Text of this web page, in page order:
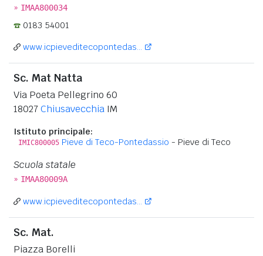
» IMAA800034
0183 54001
www.icpieveditecopontedas...
Sc. Mat Natta
Via Poeta Pellegrino 60
18027Chiusavecchia IM
Istituto principale:
IMIC800005 Pieve di Teco-Pontedassio - Pieve di Teco
Scuola statale
» IMAA80009A
www.icpieveditecopontedas...
Sc. Mat.
Piazza Borelli